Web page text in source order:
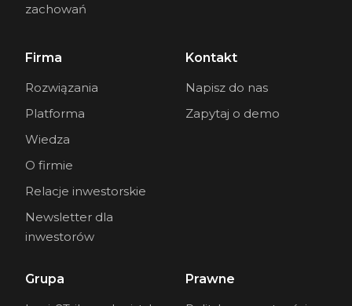
zachowań
Firma
Rozwiązania
Platforma
Wiedza
O firmie
Relacje inwestorskie
Newsletter dla
inwestorów
Kontakt
Napisz do nas
Zapytaj o demo
Grupa
Prawne